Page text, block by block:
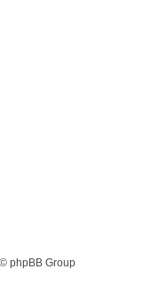
phpBB Group